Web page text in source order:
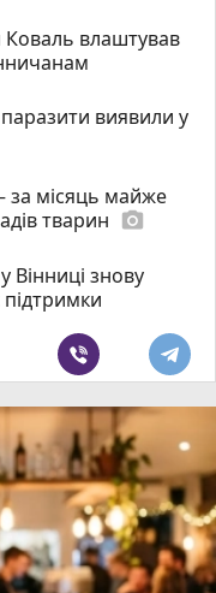
Коваль влаштував
виявили у
за місяць майже
тварин photo_camera
Вінниці знову